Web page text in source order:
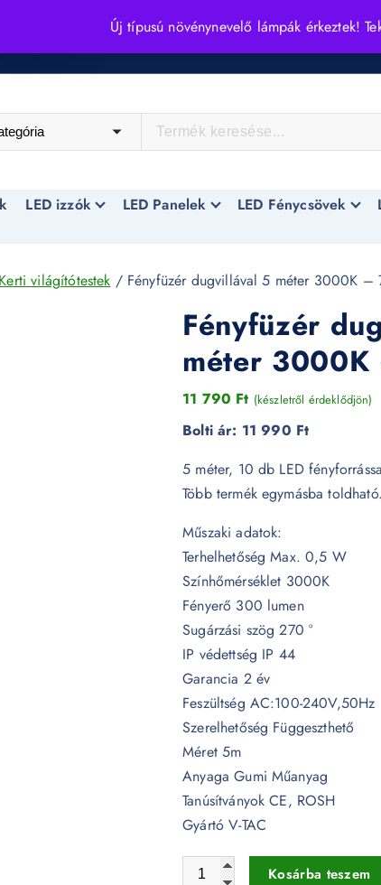
Új típusú növénynevelő lámpák érkeztek!
LED izzók LED Panelek LED Fénycsövek
Kerti világítótestek / Fényfüzér dugvillával 5 méter 3000K –
Fényfüzér
méter
11 790 Ft (készletről érdeklődjön)
Bolti ár: 11 990 Ft
5 méter, 10 db LED
Több termék egymásba toldható.
Műszaki adatok:
Terhelhetőség Max. 0,5 W
Színhőmérséklet 3000K
Fényerő 300 lumen
Sugárzási szög 270 °
IP védettség IP 44
Garancia 2 év
Feszültség AC:100-240V,50Hz
Szerelhetőség Függeszthető
Méret 5m
Anyaga Gumi Műanyag
Tanúsítványok CE, ROSH
Gyártó V-TAC
Fényfüzér dugvillával 5 méter
Kosárba teszem